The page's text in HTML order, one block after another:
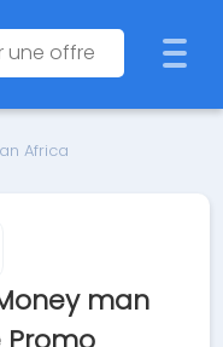
Africa
man